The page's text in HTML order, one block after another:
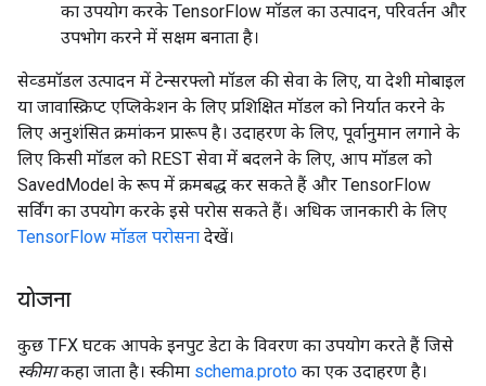
का उपयोग करके TensorFlow मॉडल का उत्पादन, परिवर्तन और
उपभोग करने में सक्षम बनाता है।
सेव्डमॉडल उत्पादन में टेन्सरफ्लो मॉडल की सेवा के लिए, या देशी मोबाइल
या जावास्क्रिप्ट एप्लिकेशन के लिए प्रशिक्षित मॉडल को निर्यात करने के
लिए अनुशंसित क्रमांकन प्रारूप है। उदाहरण के लिए, पूर्वानुमान लगाने के
लिए किसी मॉडल को REST सेवा में बदलने के लिए, आप मॉडल को
SavedModel के रूप में क्रमबद्ध कर सकते हैं और TensorFlow
सर्विंग का उपयोग करके इसे परोस सकते हैं। अधिक जानकारी के लिए
TensorFlow मॉडल परोसना देखें।
योजना
कुछ TFX घटक आपके इनपुट डेटा के विवरण का उपयोग करते हैं जिसे
स्कीमाकहा जाता है। स्कीमा schema.proto का एक उदाहरण है।